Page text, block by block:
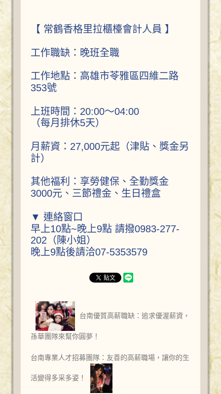
【 常鶴香格里拉櫃檯會計人員 】
工作職缺：晚班全職
工作地點：高雄市苓雅區四維二路
353號
上班時間：20:00～04:00
（每月排休5天）
月薪資：27,000元起（津貼、獎金另
計）
其他福利：享勞健保、全勤獎金
3000元、三節禮金、生日禮盒
▼ 連絡窗口
早上10點~晚上9點 請撥0983-277-
202（陳小姐）
晚上9點後請洽07-5353579
台南優質高薪職缺：追求優渥薪資，
孫華團隊來幫你圓夢！
台南專業人才招募團隊：友善的高薪職場，讓你的生
活變得多采多姿！